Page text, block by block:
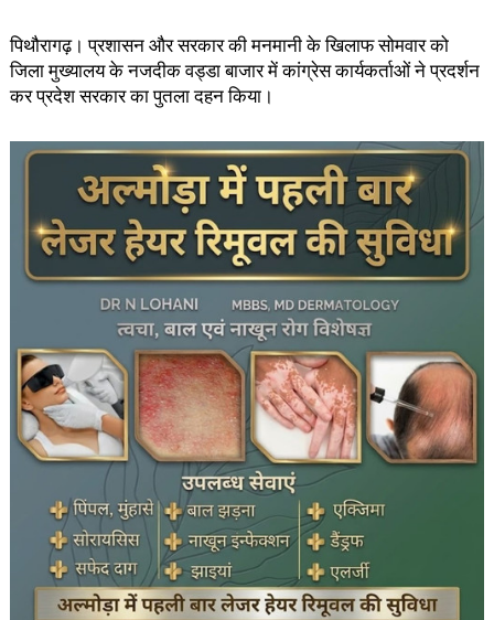
पिथौरागढ़। प्रशासन और सरकार की मनमानी के खिलाफ सोमवार को
जिला मुख्यालय के नजदीक वड्डा बाजार में कांग्रेस कार्यकर्ताओं ने प्रदर्शन
कर प्रदेश सरकार का पुतला दहन किया।